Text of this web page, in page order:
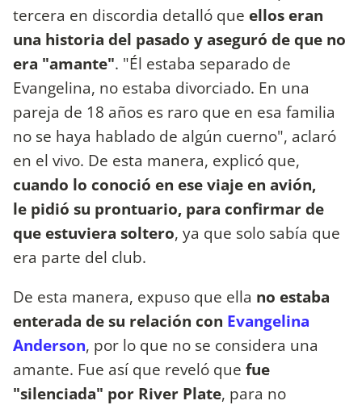
tercera en discordia detalló que ellos eran
una historia del pasado y aseguró de que no
era "amante". "Él estaba separado de
Evangelina, no estaba divorciado. En una
pareja de 18 años es raro que en esa familia
no se haya hablado de algún cuerno", aclaró
en el vivo. De esta manera, explicó que,
cuando lo conoció en ese viaje en avión,
le pidió su prontuario, para confirmar de
que estuviera soltero, ya que solo sabía que
era parte del club.
De esta manera, expuso que ella no estaba
enterada de su relación con Evangelina
Anderson, por lo que no se considera una
amante. Fue así que reveló que fue
"silenciada" por River Plate, para no